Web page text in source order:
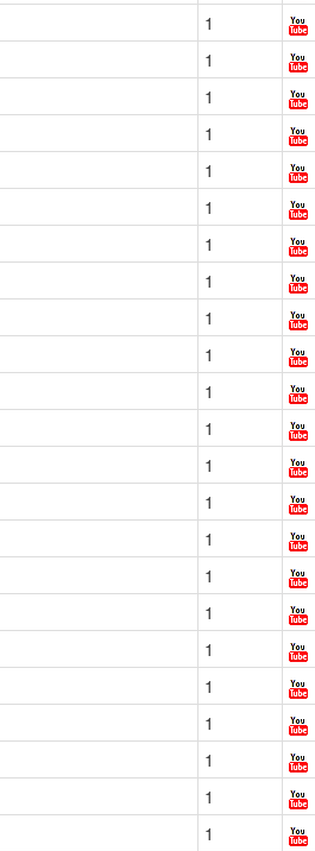
1
1
1
1
1
1
1
1
1
1
1
1
1
1
1
1
1
1
1
1
1
1
1